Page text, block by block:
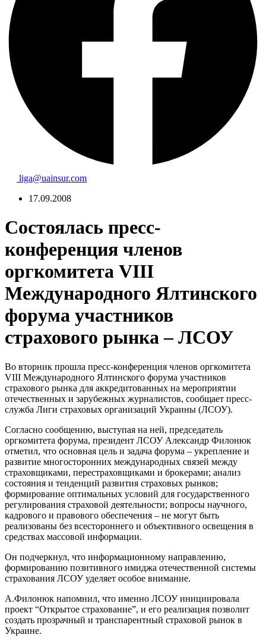
liga@uainsur.com
17.09.2008
Состоялась пресс-
конференция членов
оргкомитета VIII
Международного Ялтинского
форума участников
страхового рынка – ЛСОУ
Во вторник прошла пресс-конференция членов оргкомитета
VIII Международного Ялтинского форума участников
страхового рынка для аккредитованных на мероприятии
отечественных и зарубежных журналистов, сообщает пресс-
служба Лиги страховых организаций Украины (ЛСОУ).
Согласно сообщению, выступая на ней, председатель
оргкомитета форума, президент ЛСОУ Александр Филонюк
отметил, что основная цель и задача форума – укрепление и
развитие многосторонних международных связей между
страховщиками, перестраховщиками и брокерами; анализ
состояния и тенденций развития страховых рынков;
формирование оптимальных условий для государственного
регулирования страховой деятельности; вопросы научного,
кадрового и правового обеспечения – не могут быть
реализованы без всестороннего и объективного освещения в
средствах массовой информации.
Он подчеркнул, что информационному направлению,
формированию позитивного имиджа отечественной системы
страхования ЛСОУ уделяет особое внимание.
А.Филонюк напомнил, что именно ЛСОУ инициировала
проект “Открытое страхование”, и его реализация позволит
создать прозрачный и транспарентный страховой рынок в
Украине.